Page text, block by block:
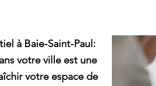
à Baie-Saint-Paul:
votre ville est une
votre espace de